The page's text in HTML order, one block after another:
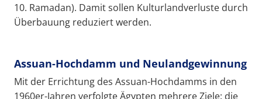
10. Ramadan). Damit sollen Kulturlandverluste durch
Überbauung reduziert werden.
Assuan-Hochdamm und Neulandgewinnung
Mit der Errichtung des Assuan-Hochdamms in den
1960er-Jahren verfolgte Ägypten mehrere Ziele: die